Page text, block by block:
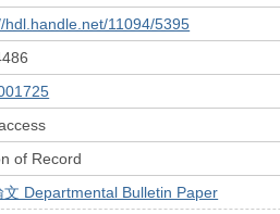
hdl.handle.net/11094/5395
of Record
文 Departmental Bulletin Paper